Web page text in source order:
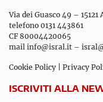
Via dei Guasco 49 – 15121
telefono 0131 443861
CF 80004420065
mail info@isral.it –
Cookie Policy Privacy
ISCRIVITI ALLA